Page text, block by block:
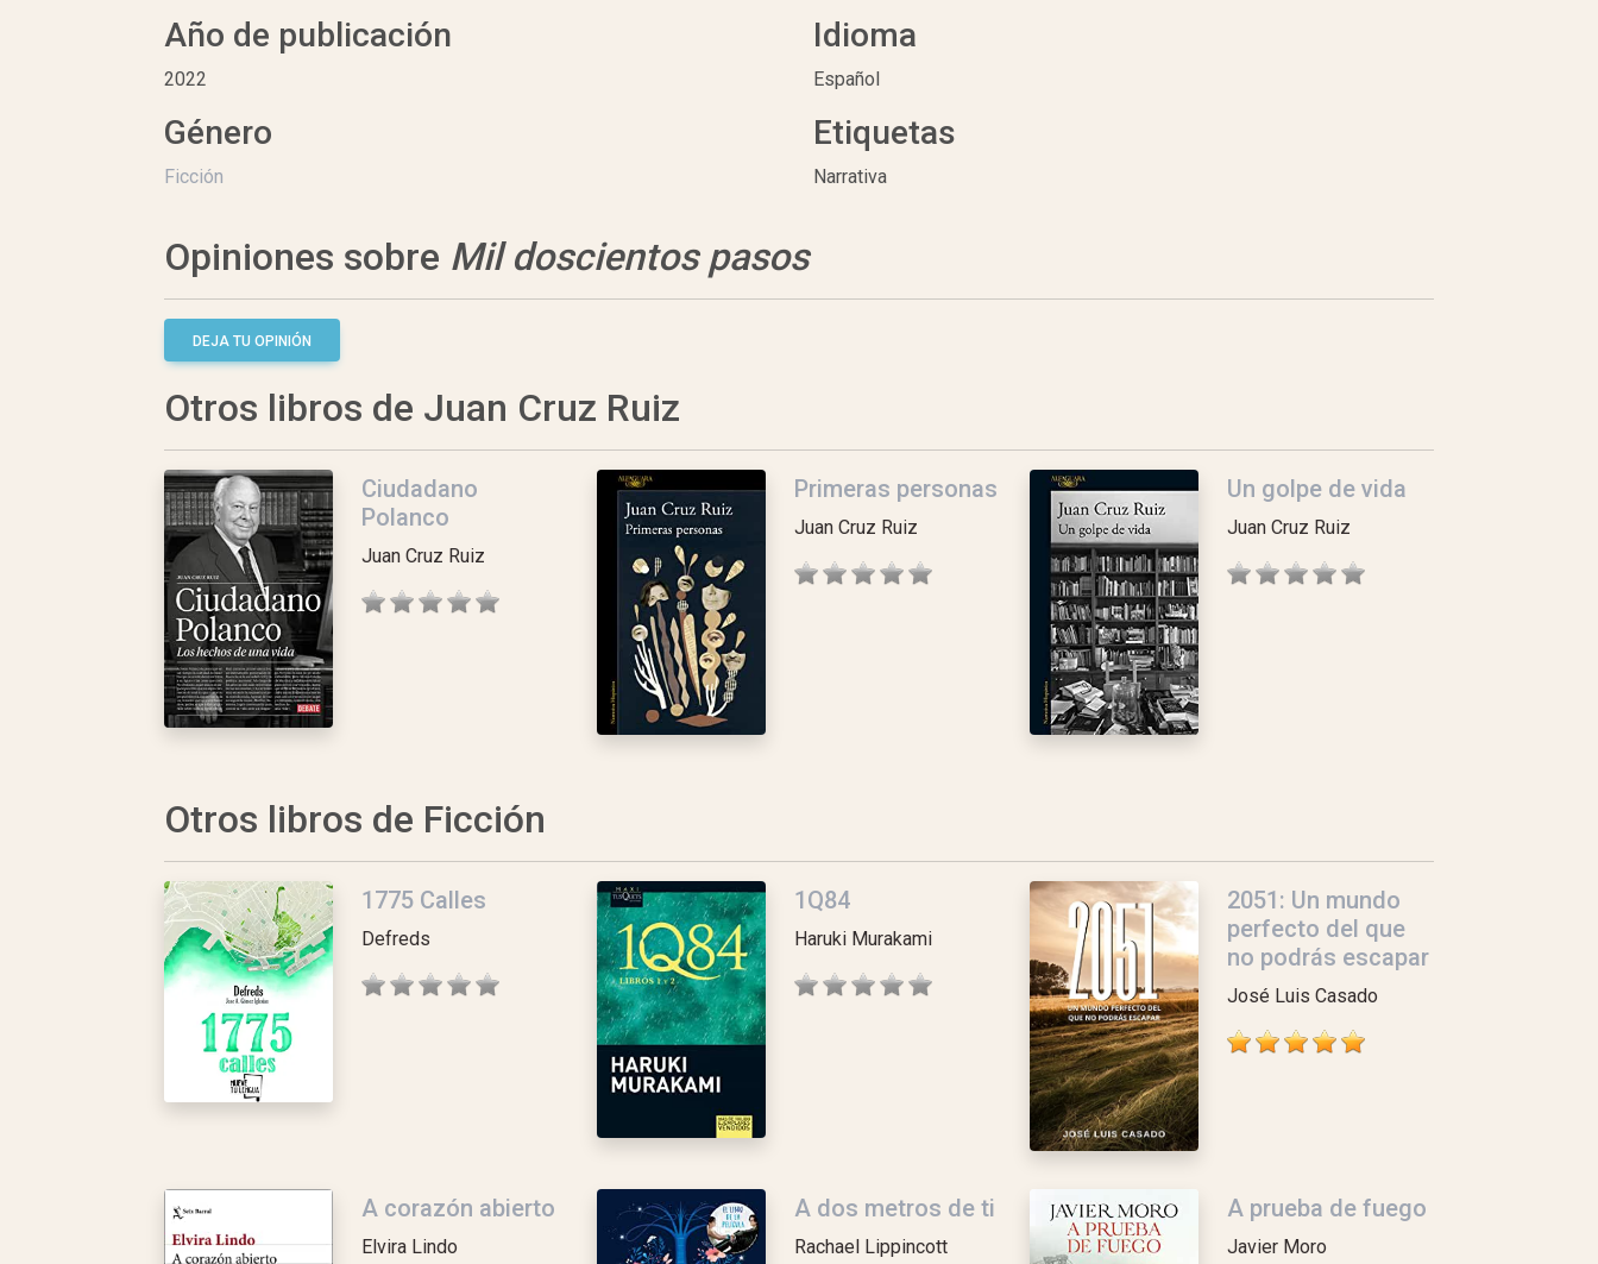
Año de publicación
2022
Idioma
Español
Género
Ficción
Etiquetas
Narrativa
Opiniones sobre Mil doscientos pasos
DEJA TU OPINIÓN
Otros libros de Juan Cruz Ruiz
Ciudadano
Polanco
Juan Cruz Ruiz
Primeras personas
Juan Cruz Ruiz
Un golpe de vida
Juan Cruz Ruiz
Otros libros de Ficción
1775 Calles
Defreds
1Q84
Haruki Murakami
2051: Un mundo
perfecto del que
no podrás escapar
José Luis Casado
A corazón abierto
Elvira Lindo
A dos metros de ti
Rachael Lippincott
A prueba de fuego
Javier Moro